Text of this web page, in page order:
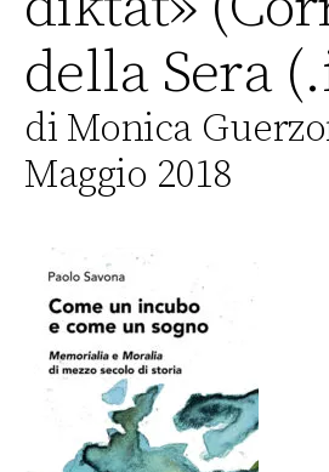
della Sera
di Monica
Maggio 2018